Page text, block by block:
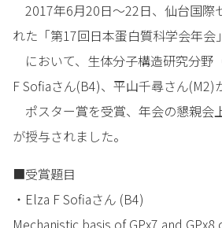
2017年6月20日～22日、仙台国際
れた「第17回日本蛋白質科学会年会」
において、生体分子構造研究分野
F Sofiaさん(B4)、平山千尋さん(M2)
ポスター賞を受賞、年会の懇親会
が授与されました。
■受賞題目
・Elza F Sofiaさん (B4)